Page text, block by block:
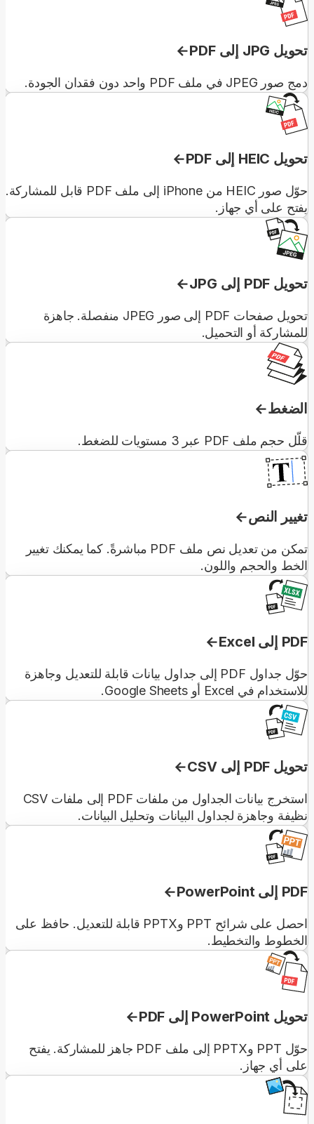
تحويل JPG إلى PDF
دمج صور JPEG في ملف PDF واحد دون فقدان الجودة.
تحويل HEIC إلى PDF
حوّل صور HEIC من iPhone إلى ملف PDF قابل للمشاركة.
يفتح على أي جهاز.
تحويل PDF إلى JPG
تحويل صفحات PDF إلى صور JPEG منفصلة. جاهزة
للمشاركة أو التحميل.
الضغط
قلّل حجم ملف PDF عبر 3 مستويات للضغط.
تغيير النص
تمكن من تعديل نص ملف PDF مباشرةً. كما يمكنك تغيير
الخط والحجم واللون.
PDF إلى Excel
حوّل جداول PDF إلى جداول بيانات قابلة للتعديل وجاهزة
للاستخدام في Excel أو Google Sheets.
تحويل PDF إلى CSV
استخرج بيانات الجداول من ملفات PDF إلى ملفات CSV
نظيفة وجاهزة لجداول البيانات وتحليل البيانات.
PDF إلى PowerPoint
احصل على شرائح PPT وPPTX قابلة للتعديل. حافظ على
الخطوط والتخطيط.
تحويل PowerPoint إلى PDF
حوّل PPT وPPTX إلى ملف PDF جاهز للمشاركة. يفتح
على أي جهاز.